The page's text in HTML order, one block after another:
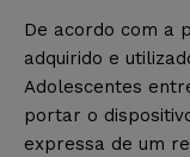
De acordo com a
adquirido e
Adolescentes
portar o
expressa de um